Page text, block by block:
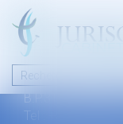
46 avenue de la
B.P.315 - 97327
Tel : +594 594 29